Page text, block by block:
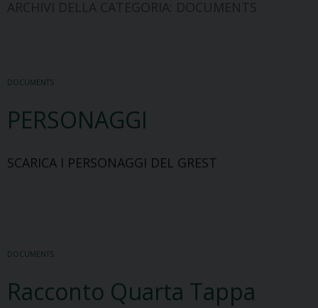
DOCUMENTS
PERSONAGGI
SCARICA I PERSONAGGI DEL GREST
DOCUMENTS
Racconto Quarta Tappa